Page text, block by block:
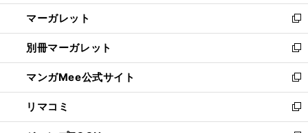
開
く
ウ
で
開
く
ン
ド
ウ
で
開
く
し
い
ウ
ィ
ン
ド
ウ
で
開
マーガレット
新
し
い
ウ
ィ
ン
ド
ウ
別冊マーガレット
新
し
い
ウ
ィ
ン
マンガMee公式サイト
新
し
い
ウ
リマコミ
新
し